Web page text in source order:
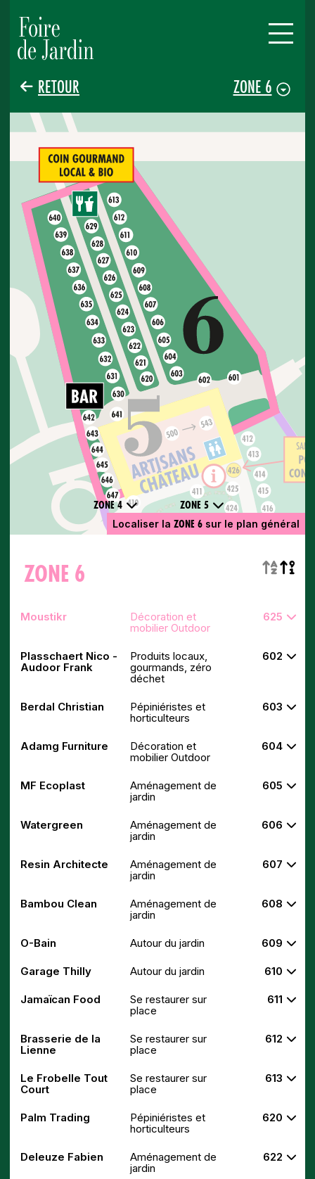
RETOUR ZONE 6
Localiser la ZONE 6sur le plan général
ZONE 4 ZONE 5
ZONE 6
Moustikr
Décoration et
mobilier Outdoor
625
Plasschaert Nico -
Audoor Frank
Produits locaux,
gourmands, zéro
déchet
602
Berdal Christian
Pépiniéristes et
horticulteurs
603
Adamg Furniture
Décoration et
mobilier Outdoor
604
MF Ecoplast
Aménagement de
jardin
605
Watergreen
Aménagement de
jardin
606
Resin Architecte
Aménagement de
jardin
607
Bambou Clean
Aménagement de
jardin
608
O-Bain Autour du jardin 609
Garage Thilly Autour du jardin 610
Jamaïcan Food
Se restaurer sur
place
611
Brasserie de la
Lienne
Se restaurer sur
place
612
Le Frobelle Tout
Court
Se restaurer sur
place
613
Palm Trading
Pépiniéristes et
horticulteurs
620
Deleuze Fabien
Aménagement de
jardin
622